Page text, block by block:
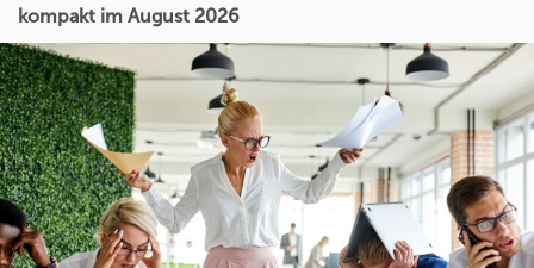
kompakt im August 2026